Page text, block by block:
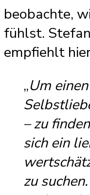
beobachte,
fühlst.
empfiehlt
„Um
– zu
sich ein
zu